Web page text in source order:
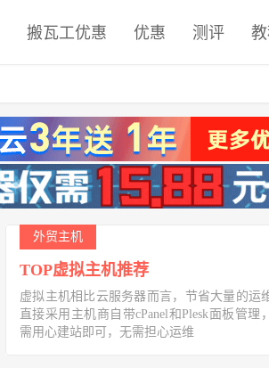
搬瓦工优惠 优惠 测评
外贸主机
TOP虚拟主机推荐
虚拟主机相比云服务器而言，节省大量的运
直接采用主机商自带cPanel和Plesk面板管理
需用心建站即可，无需担心运维